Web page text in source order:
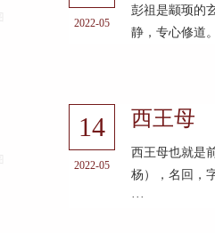
2022-05
彭祖是颛顼的
静，专心修道
14
2022-05
西王母
西王母也就是
杨），名回，
···